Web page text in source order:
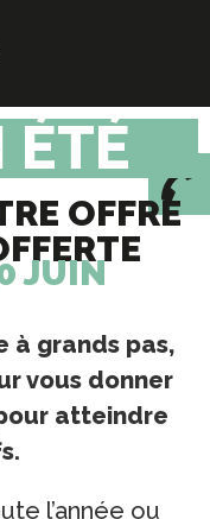
ÉTÉ
OFFRE
JUIN
à grands pas,
vous donner
atteindre
l’année ou